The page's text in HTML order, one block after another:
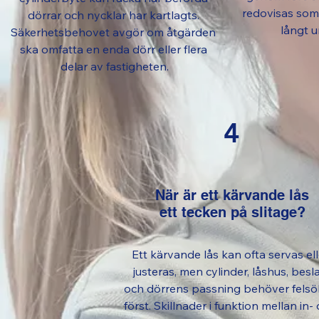
dörrar och nycklar har kartlagts.
Säkerhetsbehovet avgör om åtgärden
ska omfatta en enda dörr eller flera
delar av fastigheten.
redovisas
långt
4
När är ett kärvande lås
ett tecken på slitage?
Ett kärvande lås kan ofta servas
justeras, men cylinder, låshus,
och dörrens passning behöver
först. Skillnader i funktion mellan in-